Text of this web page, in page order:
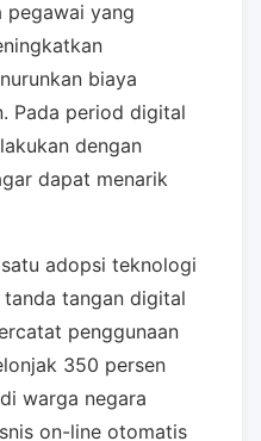
yang
biaya
Pada period digital
dengan
dapat menarik
adopsi teknologi
tangan digital
penggunaan
350 persen
warga negara
on-line otomatis